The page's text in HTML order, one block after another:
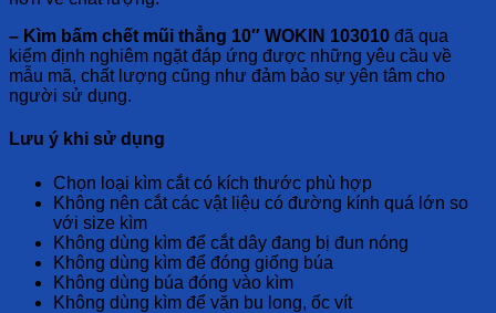
– Kìm bấm chết mũi thẳng 10″ WOKIN 103010 đã qua
kiểm định nghiêm ngặt đáp ứng được những yêu cầu về
mẫu mã, chất lượng cũng như đảm bảo sự yên tâm cho
người sử dụng.
Lưu ý khi sử dụng
Chọn loại kìm cắt có kích thước phù hợp
Không nên cắt các vật liệu có đường kính quá lớn so
với size kìm
Không dùng kìm để cắt dây đang bị đun nóng
Không dùng kìm để đóng giống búa
Không dùng búa đóng vào kìm
Không dùng kìm để vặn bu long, ốc vít